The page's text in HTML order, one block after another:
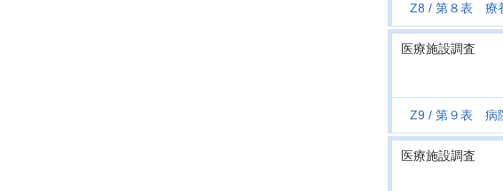
Z8 第８表 療
医療施設調査
Z9 第９表 病
医療施設調査